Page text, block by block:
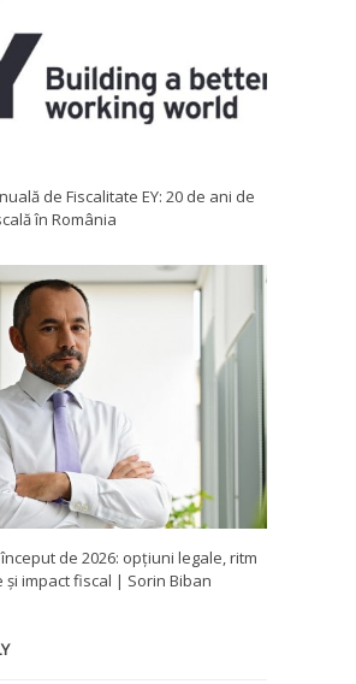
de Fiscalitate EY: 20 de ani de
în România
de 2026: opțiuni legale, ritm
și impact fiscal | Sorin Biban